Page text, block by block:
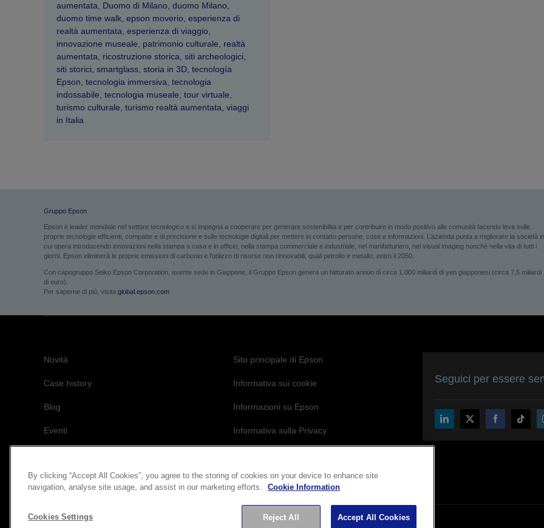
aumentata, Duomo di Milano, duomo Milano,
duomo time walk, epson moverio, esperienza di
realtà aumentata, esperienza di viaggio,
innovazione museale, patrimonio culturale, realtà
aumentata, ricostruzione storica, siti archeologici,
siti storici, smartglass, storia in 3D, tecnología
Epson, tecnologia immersiva, tecnologia
indossabile, tecnologia museale, tour virtuale,
turismo culturale, turismo realtà aumentata, viaggi
in Italia
Gruppo Epson
Epson è leader mondiale nel settore tecnologico e si impegna a cooperare per generare sostenibilità e per contribuire in modo positivo alle comunità facendo leva sulle
proprie tecnologie efficienti, compatte e di precisione e sulle tecnologie digitali per mettere in contatto persone, cose e informazioni. L’azienda punta a migliorare la società in
cui opera introducendo innovazioni nella stampa a casa e in ufficio, nella stampa commerciale e industriale, nel manifatturiero, nel visual imaging nonché nella vita di tutti i
giorni. Epson eliminerà le proprie emissioni di carbonio e l’utilizzo di risorse non rinnovabili, quali petrolio e metallo, entro il 2050.
Con capogruppo Seiko Epson Corporation, avente sede in Giappone, il Gruppo Epson genera un fatturato annuo di circa 1.000 miliardi di yen giapponesi (circa 7,5 miliardi
di euro).
Per saperne di più, visita global.epson.com
Novità
Case history
Blog
Eventi
Sito principale di Epson
Informativa sui cookie
Informazioni su Epson
Informativa sulla Privacy
Seguici per essere
By clicking “Accept All Cookies”, you agree to the storing of cookies on your device to enhance site
navigation, analyse site usage, and assist in our marketing efforts.
Cookie Information
Cookies Settings Reject All Accept All Cookies